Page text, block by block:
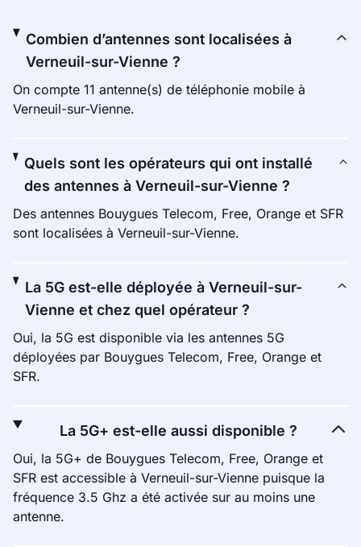
Combien d’antennes sont localisées à
Verneuil-sur-Vienne ?
On compte 11 antenne(s) de téléphonie mobile à
Verneuil-sur-Vienne.
Quels sont les opérateurs qui ont installé
des antennes à Verneuil-sur-Vienne ?
Des antennes Bouygues Telecom, Free, Orange et SFR
sont localisées à Verneuil-sur-Vienne.
La 5G est-elle déployée à Verneuil-sur-
Vienne et chez quel opérateur ?
Oui, la 5G est disponible via les antennes 5G
déployées par Bouygues Telecom, Free, Orange et
SFR.
La 5G+ est-elle aussi disponible ?
Oui, la 5G+ de Bouygues Telecom, Free, Orange et
SFR est accessible à Verneuil-sur-Vienne puisque la
fréquence 3.5 Ghz a été activée sur au moins une
antenne.